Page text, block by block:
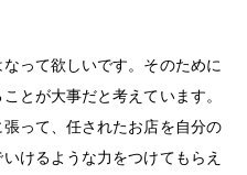
って欲しいです。そのために
とが大事だと考えています。
って、任されたお店を自分の
けるような力をつけてもらえ